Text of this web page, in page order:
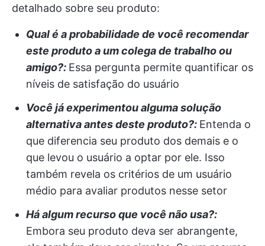
detalhado sobre seu produto:
Qual é a probabilidade de você recomendar
este produto a um colega de trabalho ou
amigo?: Essa pergunta permite quantificar os
níveis de satisfação do usuário
Você já experimentou alguma solução
alternativa antes deste produto?: Entenda o
que diferencia seu produto dos demais e o
que levou o usuário a optar por ele. Isso
também revela os critérios de um usuário
médio para avaliar produtos nesse setor
Há algum recurso que você não usa?:
Embora seu produto deva ser abrangente,